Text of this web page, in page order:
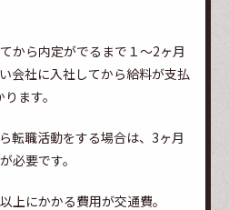
から内定がでるまで１～2ヶ月
会社に入社してから給料が支払
ます。
転職活動をする場合は、3ヶ月
必要です。
上にかかる費用が交通費。